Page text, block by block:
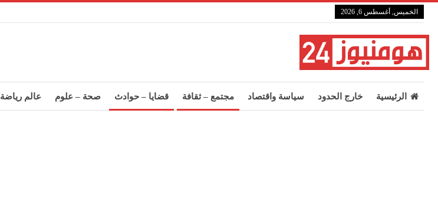
الخميس, أغسطس 6, 2026
الرئيسية خارج الحدود سياسة واقتصاد مجتمع – ثقافة قضايا – حوادث صحة – علوم عالم رياضة